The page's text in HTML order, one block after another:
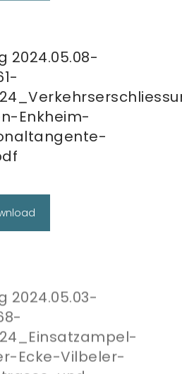
Enkheim-
Ecke-Vilbeler-
und-